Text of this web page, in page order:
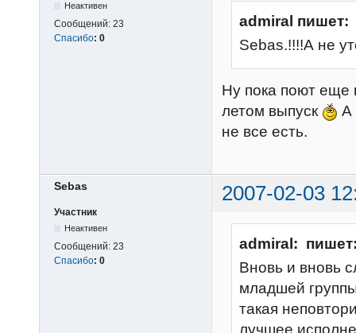
Неактивен
Сообщений: 23
Спасибо: 0
admiral пишет:
Sebas.!!!!А не
Ну пока поют еще
летом выпуск
А
не все есть.
Sebas 2007-02-03
Участник
Неактивен
Сообщений: 23
Спасибо: 0
admiral:
Вновь и вновь
младшей
такая